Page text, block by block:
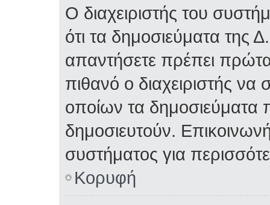
Ο διαχειριστής του
ότι τα δημοσιεύματα της
απαντήσετε πρέπει πρώτα
πιθανό ο διαχειριστής
οποίων τα δημοσιεύματα
δημοσιευτούν.
συστήματος για
Κορυφή